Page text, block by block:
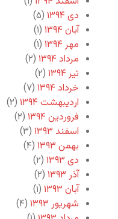
دی ۱۳۹۴
(۵)
آبان ۱۳۹۴
(۱)
مهر ۱۳۹۴
(۱)
مرداد ۱۳۹۴
(۲)
تیر ۱۳۹۴
(۲)
خرداد ۱۳۹۴
(۷)
اردیبهشت ۱۳۹۴
(۲)
فروردین ۱۳۹۴
(۲)
اسفند ۱۳۹۳
(۳)
بهمن ۱۳۹۳
(۴)
دی ۱۳۹۳
(۲)
آذر ۱۳۹۳
(۲)
آبان ۱۳۹۳
(۱)
شهریور ۱۳۹۳
(۴)